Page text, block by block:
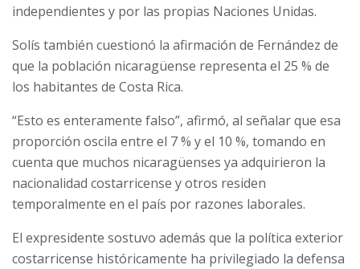
independientes y por las propias Naciones Unidas.
Solís también cuestionó la afirmación de Fernández de
que la población nicaragüense representa el 25 % de
los habitantes de Costa Rica.
“Esto es enteramente falso”, afirmó, al señalar que esa
proporción oscila entre el 7 % y el 10 %, tomando en
cuenta que muchos nicaragüenses ya adquirieron la
nacionalidad costarricense y otros residen
temporalmente en el país por razones laborales.
El expresidente sostuvo además que la política exterior
costarricense históricamente ha privilegiado la defensa